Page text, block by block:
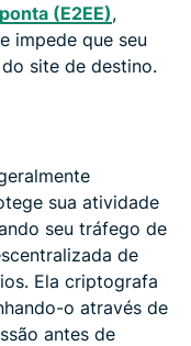
(E2EE),
impede que seu
site de destino.
sua atividade
seu tráfego de
de
Ela criptografa
o através de
antes de